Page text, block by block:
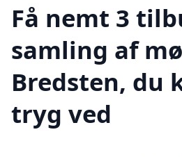
Få nemt 3
samling af
Bredsten, du
tryg ved